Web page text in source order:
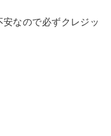
なので必ずクレジッ